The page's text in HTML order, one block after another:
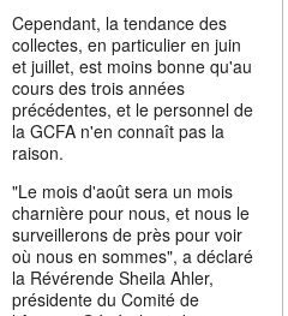
Cependant, la tendance des
collectes, en particulier en juin
et juillet, est moins bonne qu'au
cours des trois années
précédentes, et le personnel de
la GCFA n'en connaît pas la
raison.
"Le mois d'août sera un mois
charnière pour nous, et nous le
surveillerons de près pour voir
où nous en sommes", a déclaré
la Révérende Sheila Ahler,
présidente du Comité de